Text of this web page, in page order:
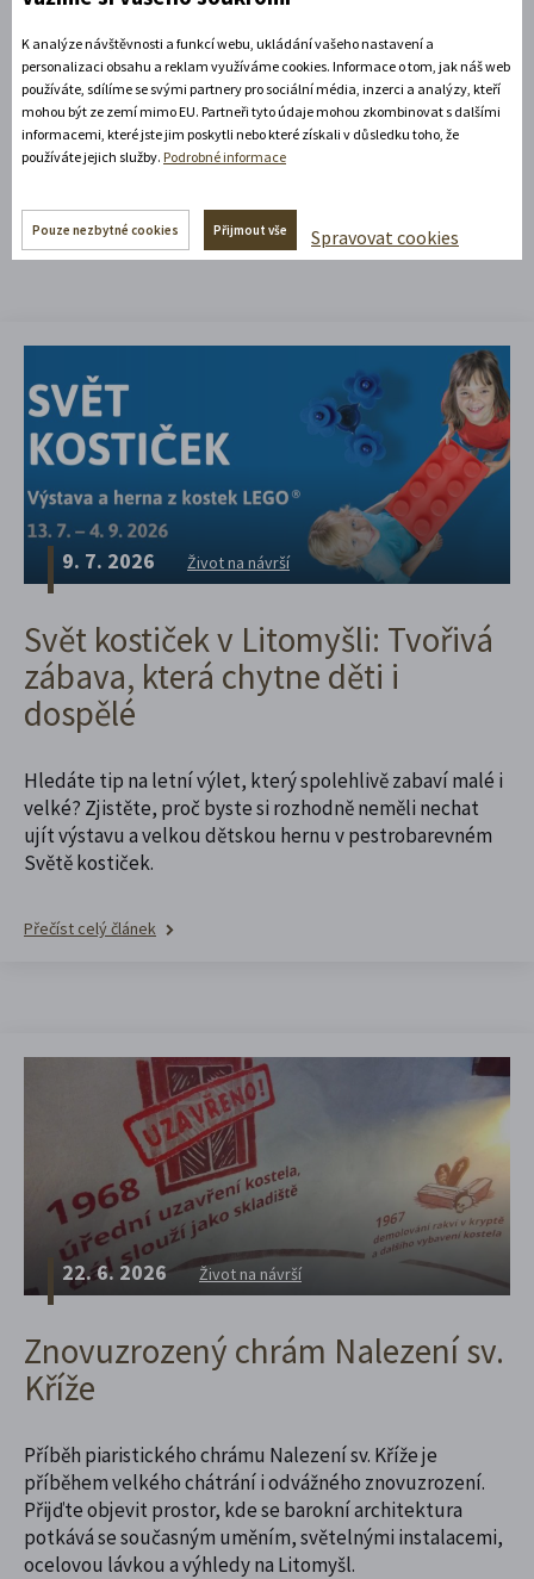
Mohlo by vás zajímat
9. 7. 2026 Život na návrší
Svět kostiček v Litomyšli: Tvořivá
zábava, která chytne děti i
dospělé
Hledáte tip na letní výlet, který spolehlivě zabaví malé i
velké? Zjistěte, proč byste si rozhodně neměli nechat
ujít výstavu a velkou dětskou hernu v pestrobarevném
Světě kostiček.
Přečíst celý článek
22. 6. 2026 Život na návrší
Znovuzrozený chrám Nalezení sv.
Kříže
Příběh piaristického chrámu Nalezení sv. Kříže je
příběhem velkého chátrání i odvážného znovuzrození.
Přijďte objevit prostor, kde se barokní architektura
potkává se současným uměním, světelnými instalacemi,
ocelovou lávkou a výhledy na Litomyšl.
K analýze návštěvnosti a funkcí webu, ukládání vašeho nastavení a
personalizaci obsahu a reklam využíváme cookies. Informace o tom, jak náš web
používáte, sdílíme se svými partnery pro sociální média, inzerci a analýzy, kteří
mohou být ze zemí mimo EU. Partneři tyto údaje mohou zkombinovat s dalšími
informacemi, které jste jim poskytli nebo které získali v důsledku toho, že
používáte jejich služby. Podrobné informace
Pouze nezbytné cookies Přijmout vše Spravovat cookies